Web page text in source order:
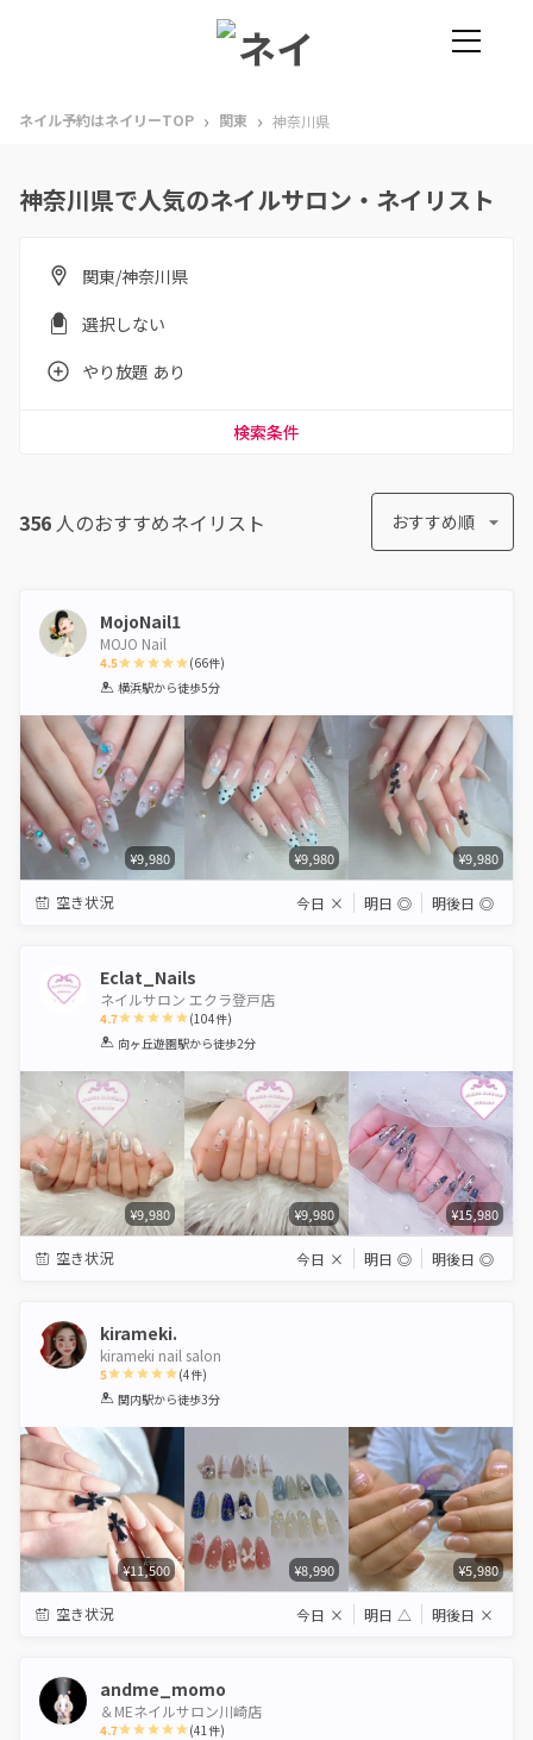
ネイル予約はネイリーTOP › 関東 › 神奈川県
神奈川県で人気のネイルサロン・ネイリスト
関東/神奈川県
選択しない
やり放題 あり
検索条件
356 人のおすすめネイリスト おすすめ順
MojoNail1
MOJO Nail
4.5
1 2 3 4 5
(66件)
横浜駅から徒歩5分
¥9,980 ¥9,980 ¥9,980
空き状況 今日 × 明日 ◎ 明後日 ◎
Eclat_Nails
ネイルサロン エクラ登戸店
4.7
1 2 3 4 5
(104件)
向ヶ丘遊園駅から徒歩2分
¥9,980 ¥9,980 ¥15,980
空き状況 今日 × 明日 ◎ 明後日 ◎
kirameki.
kirameki nail salon
5
1 2 3 4 5
(4件)
関内駅から徒歩3分
¥11,500 ¥8,990 ¥5,980
空き状況 今日 × 明日 △ 明後日 ×
andme_momo
＆MEネイルサロン川崎店
4.7 (41件)